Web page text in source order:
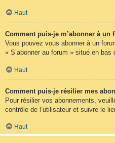
Haut
Comment puis-je m’abonner à un
Vous pouvez vous abonner à un
« S’abonner au forum » situé en bas
Haut
Comment puis-je résilier mes
Pour résilier vos abonnements,
contrôle de l’utilisateur et suivre le
Haut